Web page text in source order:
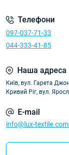
Телефони
097-037-71-33
044-333-41-85
Наша адреса
Київ, вул. Гарета
Кривий Ріг, вул.
E-mail
info@lux-